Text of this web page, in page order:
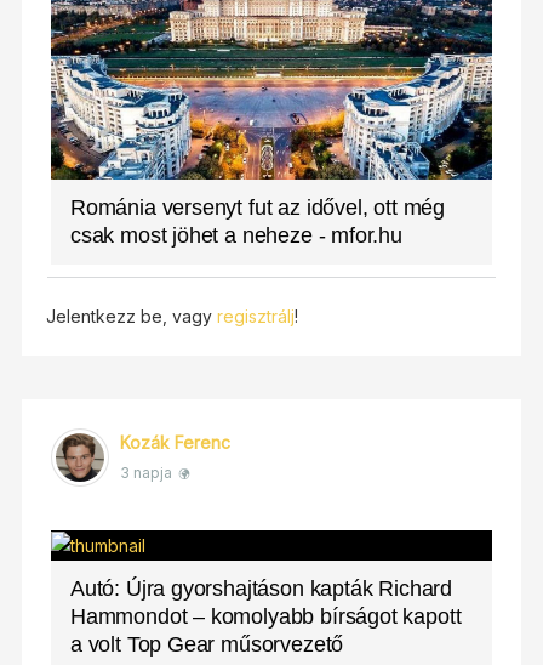
Románia versenyt fut az idővel, ott még
csak most jöhet a neheze - mfor.hu
Jelentkezz be, vagy regisztrálj!
Kozák Ferenc
3 napja
Autó: Újra gyorshajtáson kapták Richard
Hammondot – komolyabb bírságot kapott
a volt Top Gear műsorvezető